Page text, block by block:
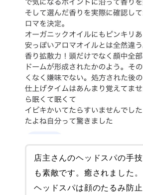
店主さんのヘッドスパの手技
も素敵です。癒されました。
ヘッドスパは顔のたるみ防止